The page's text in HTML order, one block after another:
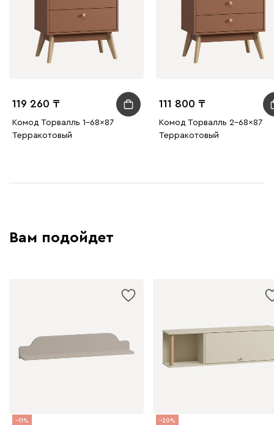
119 260
Комод Торвалль 1-68x87
Терракотовый
111 800
Комод Торвалль 2-68x87
Терракотовый
Вам подойдет
11 20